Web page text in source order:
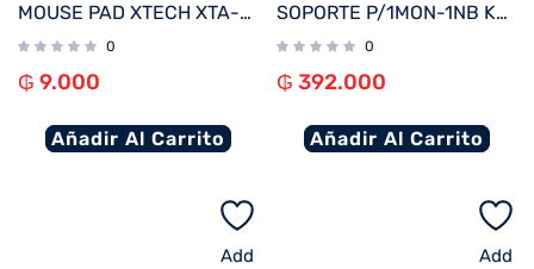
MOUSE PAD XTECH XTA-D100MK MICKEY MOUSE 22X18X0.2CM NEGRO
0
₲ 9.000
Añadir Al Carrito
SOPORTE P/1MON-1NB KLIP KMM-301 13″-32″/15.6″ 8KG/4.5KG ART/INCL/GIRA
0
₲ 392.000
Añadir Al Carrito
Add
Add